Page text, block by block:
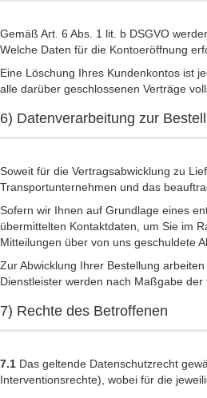
Gemäß Art. 6 Abs. 1 lit. b DSGVO
Welche Daten für die Kontoeröffnung
Eine Löschung Ihres Kundenkontos ist
alle darüber geschlossenen Verträge
6) Datenverarbeitung zur
Soweit für die Vertragsabwicklung zu
Transportunternehmen und das
Sofern wir Ihnen auf Grundlage eines
übermittelten Kontaktdaten, um Sie im
Mitteilungen über von uns geschuldete
Zur Abwicklung Ihrer Bestellung
Dienstleister werden nach Maßgabe
7) Rechte des Betroffenen
7.1 Das geltende Datenschutzrecht
Interventionsrechte), wobei für die